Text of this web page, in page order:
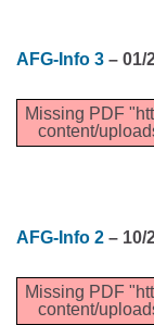
AFG-Info 3 – 01/
Missing PDF
content/
AFG-Info 2 – 10/
Missing PDF
content/